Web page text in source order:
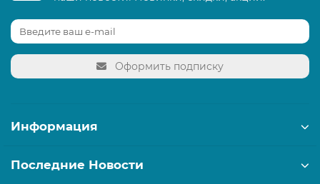
Оформить подписку
Информация
Последние Новости